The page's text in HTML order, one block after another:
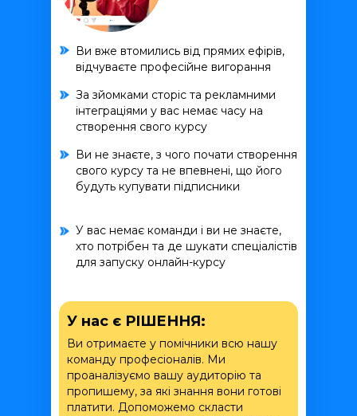
У нас є РІШЕННЯ:
Ви отримаєте у помічники всю нашу
команду професіоналів. Ми
проаналізуємо вашу аудиторію та
пропишему, за які знання вони готові
платити. Допоможемо скласти
Ви вже втомились від прямих ефірів,
відчуваєте професійне вигорання
За зйомками сторіс та рекламними
інтеграціями у вас немає часу на
створення свого курсу
Ви не знаєте, з чого почати створення
свого курсу та не впевнені, що його
будуть купувати підписники
У вас немає команди і ви не знаєте,
хто потрібен та де шукати спеціалістів
для запуску онлайн-курсу